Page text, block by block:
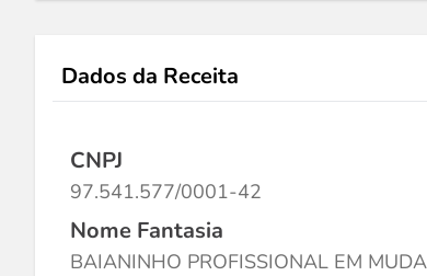
Dados da Receita
CNPJ
97.541.577/0001-42
Nome Fantasia
BAIANINHO PROFISSIONAL EM